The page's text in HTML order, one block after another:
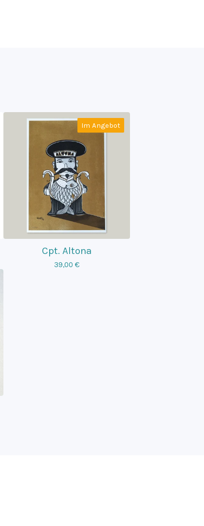
Im Angebot
Cpt. Altona
39,00 €